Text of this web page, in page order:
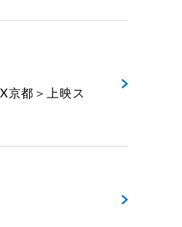
京都＞上映ス